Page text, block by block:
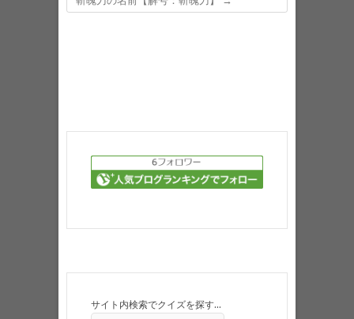
サイト内検索でクイズを探す…